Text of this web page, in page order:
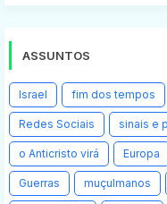
ASSUNTOS
Israel fim dos tempos
Redes Sociais sinais e
o Anticristo virá Europa
Guerras muçulmanos